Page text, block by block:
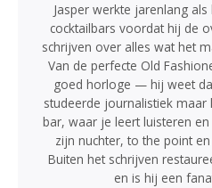
Jasper werkte jarenlang
cocktailbars voordat hij de
schrijven over alles wat het
Van de perfecte Old
goed horloge — hij weet
studeerde journalistiek
bar, waar je leert luisteren
zijn nuchter, to the point
Buiten het schrijven
en is hij een